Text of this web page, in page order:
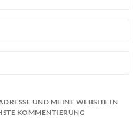
UND MEINE WEBSITE IN
KOMMENTIERUNG